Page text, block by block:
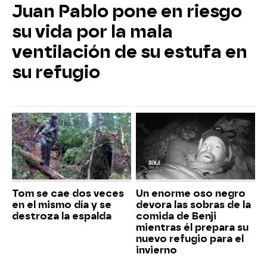
Juan Pablo pone en riesgo
su vida por la mala
ventilación de su estufa en
su refugio
Tom se cae dos veces
en el mismo día y se
destroza la espalda
Un enorme oso negro
devora las sobras de la
comida de Benji
mientras él prepara su
nuevo refugio para el
invierno